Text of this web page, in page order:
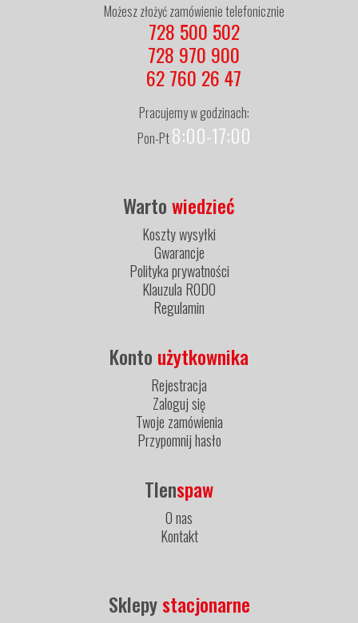
Możesz złożyć zamówienie telefonicznie
728 500 502
728 970 900
62 760 26 47
Pracujemy w godzinach:
Pon-Pt8:00-17:00
Wartowiedzieć
Koszty wysyłki
Gwarancje
Polityka prywatności
Klauzula RODO
Regulamin
Konto użytkownika
Rejestracja
Zaloguj się
Twoje zamówienia
Przypomnij hasło
Tlenspaw
O nas
Kontakt
Sklepystacjonarne